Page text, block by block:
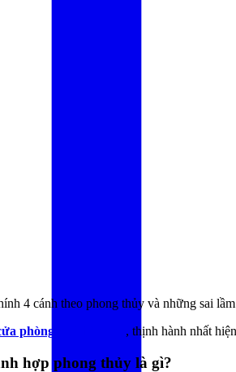
4 cánh theo phong thủy và những sai
phòng ngủ bền đẹp , thịnh hành nhất
hợp phong thủy là gì?